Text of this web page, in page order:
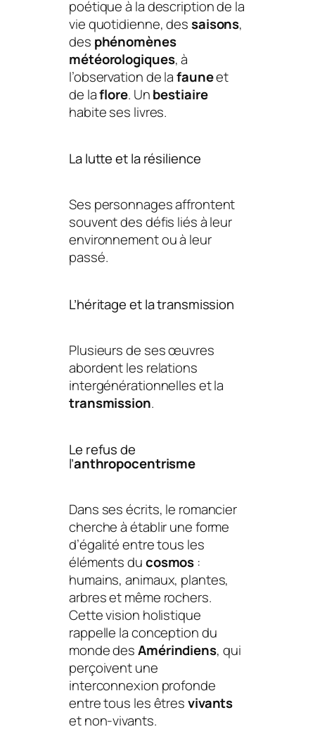
poétique à la description de la
vie quotidienne, dessaisons,
des phénomènes
météorologiques, à
l’observation de lafauneet
de laflore. Unbestiaire
habite ses livres.
La lutte et la résilience
Ses personnages affrontent
souvent des défis liés à leur
environnement ou à leur
passé.
L’héritage et la transmission
Plusieurs de ses œuvres
abordent les relations
intergénérationnelles et la
transmission.
Le refus de
l’anthropocentrisme
Dans ses écrits, le romancier
cherche à établir une forme
d’égalité entre tous les
éléments ducosmos :
humains, animaux, plantes,
arbres et même rochers.
Cette vision holistique
rappelle la conception du
monde desAmérindiens, qui
perçoivent une
interconnexion profonde
entre tous les êtresvivants
et non-vivants.